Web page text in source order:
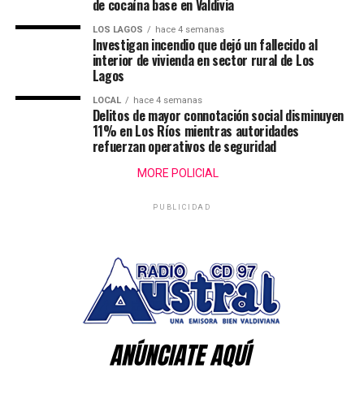
de cocaína base en Valdivia
LOS LAGOS hace 4 semanas
Investigan incendio que dejó un fallecido al
interior de vivienda en sector rural de Los
Lagos
LOCAL hace 4 semanas
Delitos de mayor connotación social disminuyen
11% en Los Ríos mientras autoridades
refuerzan operativos de seguridad
MORE POLICIAL
PUBLICIDAD